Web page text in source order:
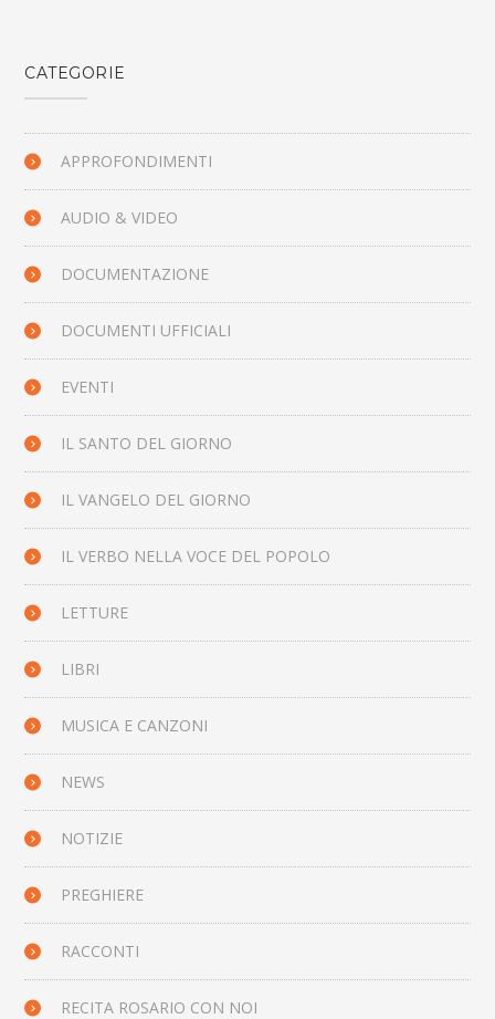
CATEGORIE
APPROFONDIMENTI
AUDIO & VIDEO
DOCUMENTAZIONE
DOCUMENTI UFFICIALI
EVENTI
IL SANTO DEL GIORNO
IL VANGELO DEL GIORNO
IL VERBO NELLA VOCE DEL POPOLO
LETTURE
LIBRI
MUSICA E CANZONI
NEWS
NOTIZIE
PREGHIERE
RACCONTI
RECITA ROSARIO CON NOI